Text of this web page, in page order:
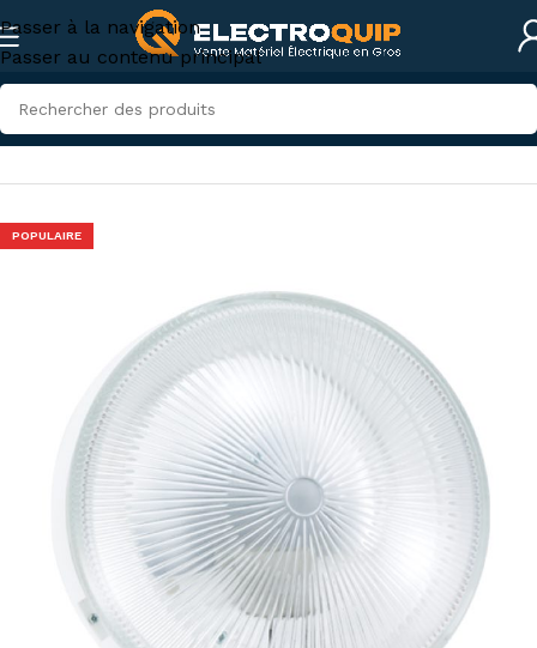
Passer à la navigation
Passer au contenu principal
Accueil/Eclairage/Hublots
POPULAIRE